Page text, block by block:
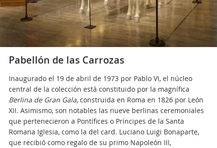
Pabellón de las Carrozas
Inaugurado el 19 de abril de 1973 por Pablo VI, el núcleo
central de la colección está constituido por la magnífica
Berlina de Gran Gala, construida en Roma en 1826 por León
XII. Asimismo, son notables las nueve berlinas ceremoniales
que pertenecieron a Pontífices o Príncipes de la Santa
Romana Iglesia, como la del card. Luciano Luigi Bonaparte,
que recibió como regalo de su primo Napoleón III,